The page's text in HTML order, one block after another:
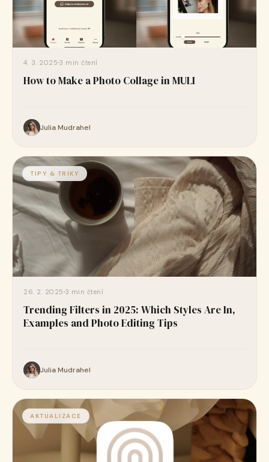
4. 3. 2025 3 min čtení
How to Make a Photo Collage in MULI
Julia Mudrahel
TIPY & TRIKY
26. 2. 2025 3 min čtení
Trending Filters in 2025: Which Styles Are In,
Examples and Photo Editing Tips
Julia Mudrahel
AKTUALIZACE